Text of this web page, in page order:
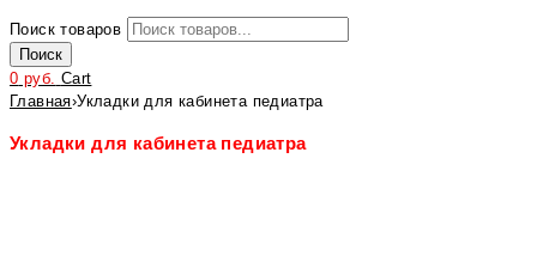
Поиск товаров
Поиск
0 руб. Cart
Главная›Укладки для кабинета педиатра
Укладки для кабинета педиатра